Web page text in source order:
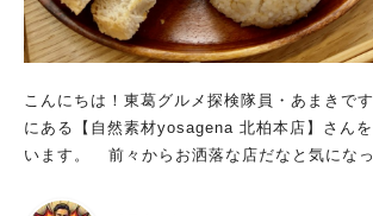
サラダ、鶏モモ肉胡麻ラー油ソース掛けでした。 アジは
と、マスターがその日に自ら釣ってきたとのこと！ 肉
のぶつ切りがたっぷり。食べ応え抜群です。 豚しゃぶ彩りサラ
ダも、胡麻ドレッシングをベースにレモンが
濃厚な味なのに爽やかでパクパク食が進みます。 しかも
大満足できる量です。 トリで出てきた鶏モモ肉胡麻ラー油ソー
こんにちは！東葛グルメ探検隊員・あまきです。 今回は、
にある【自然素材yosagena 北柏本店】さん
います。 前々からお洒落な店だなと気になっていたお店。 無
だというのは知っていたのですが、 ランチもやっているのを知